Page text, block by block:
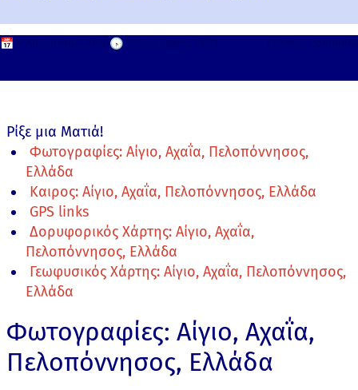
📅 🕟
Ρίξε μια Ματιά!
Φωτογραφίες: Αίγιο, Αχαΐα, Πελοπόννησος,
Ελλάδα
Καιρος: Αίγιο, Αχαΐα, Πελοπόννησος, Ελλάδα
GPS links
Δορυφορικός Χάρτης: Αίγιο, Αχαΐα,
Πελοπόννησος, Ελλάδα
Γεωφυσικός Χάρτης: Αίγιο, Αχαΐα, Πελοπόννησος,
Ελλάδα
Φωτογραφίες: Αίγιο, Αχαΐα,
Πελοπόννησος, Ελλάδα